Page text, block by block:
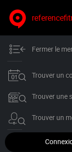
Fermer le
Trouver un
Trouver une
Trouver un